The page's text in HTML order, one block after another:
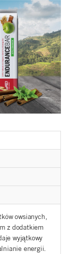
owsianych,
z dodatkiem
wyjątkowy
energii.